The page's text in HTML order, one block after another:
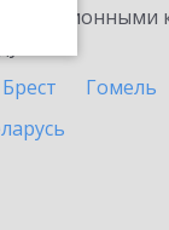
Брест
Гомель